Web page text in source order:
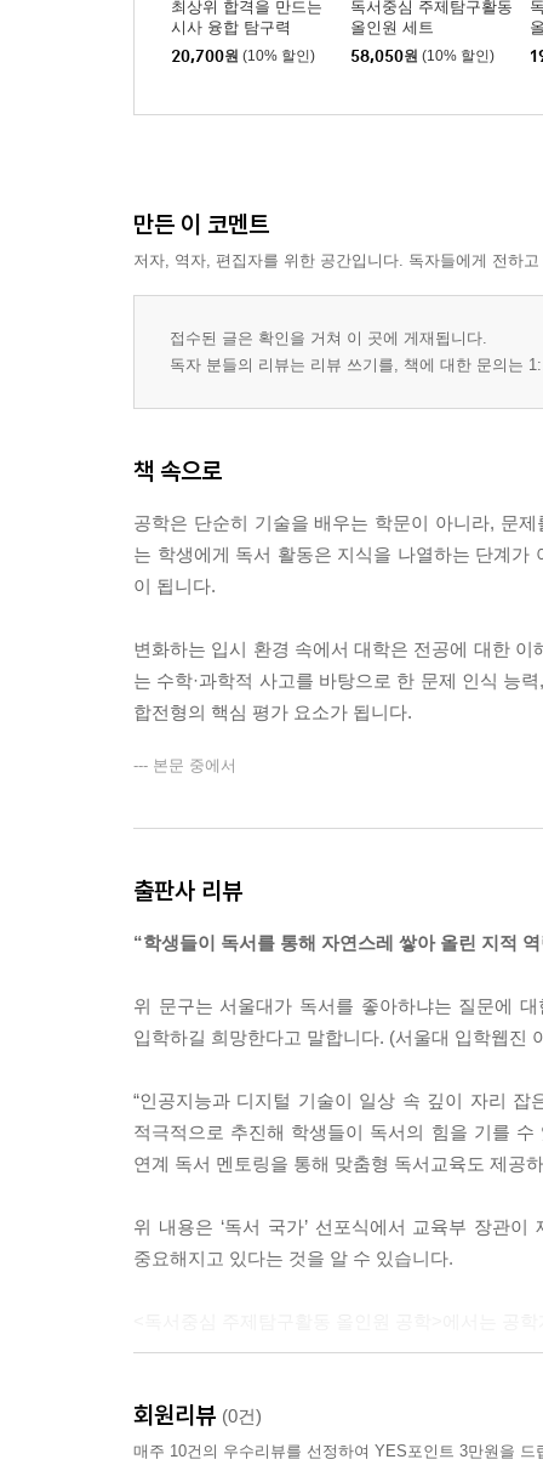
최상위 합격을 만드는
시사 융합 탐구력
20,700원 (10% 할인)
독서중심 주제탐구활동
올인원 세트
58,050원 (10% 할인)
만든 이 코멘트
저자, 역자, 편집자를 위한 공간입니다. 독자들에게 전하
접수된 글은 확인을 거쳐 이 곳에 게재됩니다.
독자 분들의 리뷰는 리뷰 쓰기를, 책에 대한 문의는
책 속으로
공학은 단순히 기술을 배우는 학문이 아니라, 문
는 학생에게 독서 활동은 지식을 나열하는 단계
이 됩니다.
변화하는 입시 환경 속에서 대학은 전공에 대한
는 수학·과학적 사고를 바탕으로 한 문제 인식 능
합전형의 핵심 평가 요소가 됩니다.
--- 본문 중에서
출판사 리뷰
“학생들이 독서를 통해 자연스레 쌓아 올린 지적
위 문구는 서울대가 독서를 좋아하냐는 질문에
입학하길 희망한다고 말합니다. (서울대 입학웹진
“인공지능과 디지털 기술이 일상 속 깊이 자리
적극적으로 추진해 학생들이 독서의 힘을 기를
연계 독서 멘토링을 통해 맞춤형 독서교육도 제공
위 내용은 ‘독서 국가’ 선포식에서 교육부 장관
중요해지고 있다는 것을 알 수 있습니다.
- 추천도서의 내용 소개 및 사고 확장의 체크리스트
- 탐구, 토론 주제 추천과 세부 내용 제시
회원리뷰 (0건)
매주 10건의 우수리뷰를 선정하여 YES포인트 3만원을 드